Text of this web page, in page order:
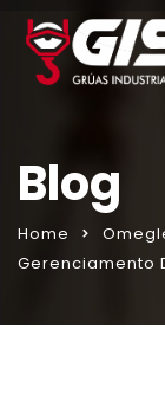
Blog
Home
Gerenciamento